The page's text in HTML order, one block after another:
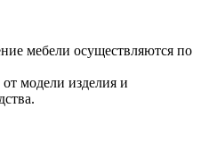
мебели осуществляются по
модели изделия и